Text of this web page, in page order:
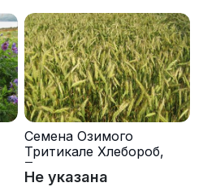
Семена Озимого
Тритикале Хлебороб,
Тихон
Не указана